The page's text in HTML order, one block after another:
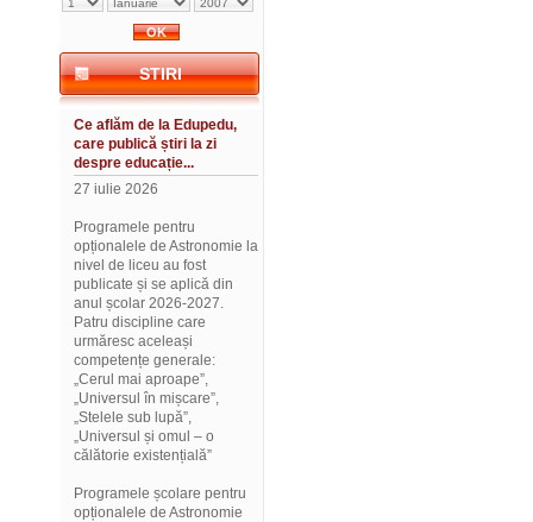
STIRI
Ce aflăm de la Edupedu,
care publică știri la zi
despre educație...
27 iulie 2026
Programele pentru
opționalele de Astronomie la
nivel de liceu au fost
publicate și se aplică din
anul școlar 2026-2027.
Patru discipline care
urmăresc aceleași
competențe generale:
„Cerul mai aproape”,
„Universul în mișcare”,
„Stelele sub lupă”,
„Universul și omul – o
călătorie existențială”
Programele școlare pentru
opționalele de Astronomie